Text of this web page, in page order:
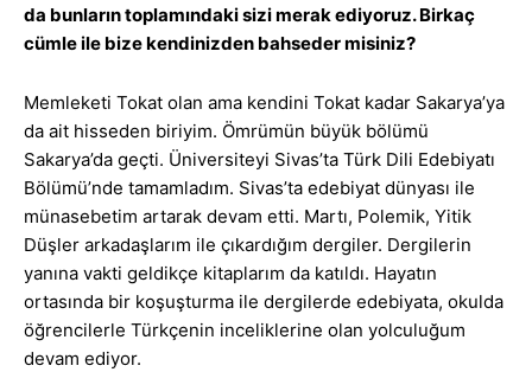
da bunların toplamındaki sizi merak ediyoruz. Birkaç
cümle ile bize kendinizden bahseder misiniz?
Memleketi Tokat olan ama kendini Tokat kadar Sakarya’ya
da ait hisseden biriyim. Ömrümün büyük bölümü
Sakarya’da geçti. Üniversiteyi Sivas’ta Türk Dili Edebiyatı
Bölümü’nde tamamladım. Sivas’ta edebiyat dünyası ile
münasebetim artarak devam etti. Martı, Polemik, Yitik
Düşler arkadaşlarım ile çıkardığım dergiler. Dergilerin
yanına vakti geldikçe kitaplarım da katıldı. Hayatın
ortasında bir koşuşturma ile dergilerde edebiyata, okulda
öğrencilerle Türkçenin inceliklerine olan yolculuğum
devam ediyor.